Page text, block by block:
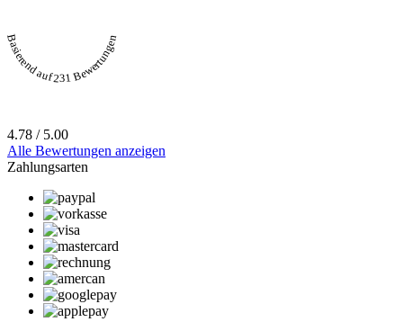
Basierend auf 231 Bewertungen
4.78 / 5.00
Alle Bewertungen anzeigen
Zahlungsarten